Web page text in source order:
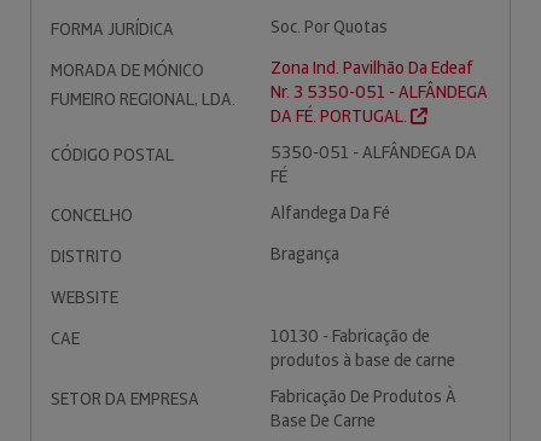
FORMA JURÍDICA
Soc. Por Quotas
MORADA DE MÓNICO
FUMEIRO REGIONAL, LDA.
Zona Ind. Pavilhão Da Edeaf
Nr. 3 5350-051 - ALFÂNDEGA
DA FÉ. PORTUGAL.
CÓDIGO POSTAL
5350-051 - ALFÂNDEGA DA
FÉ
CONCELHO
Alfandega Da Fé
DISTRITO
Bragança
WEBSITE
CAE
10130 - Fabricação de
produtos à base de carne
SETOR DA EMPRESA
Fabricação De Produtos À
Base De Carne